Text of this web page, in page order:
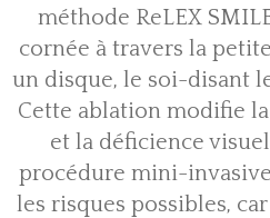
méthode ReLEX
cornée à travers la
un disque, le soi-disant
Cette ablation modifie
et la déficience
procédure mini-
les risques possibles,